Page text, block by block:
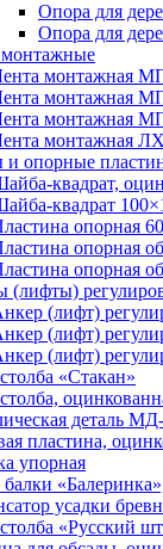
Опора для
Опора для
монтажная
монтажная
монтажная
монтажная
опорные
квадрат,
квадрат
опорная
опорная
опорная
(лифты)
(лифт)
(лифт)
(лифт)
«Стакан»
деталь
пластина,
упорная
балки
усадки
«Русский